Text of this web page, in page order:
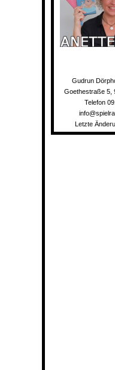
Gudrun
Goethestraße 5,
Telefon
Letzte